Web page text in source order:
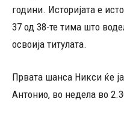
години. Историјата е
37 од 38-те тима што
освоија титулата.
Првата шанса Никси ќе
Антонио, во недела во